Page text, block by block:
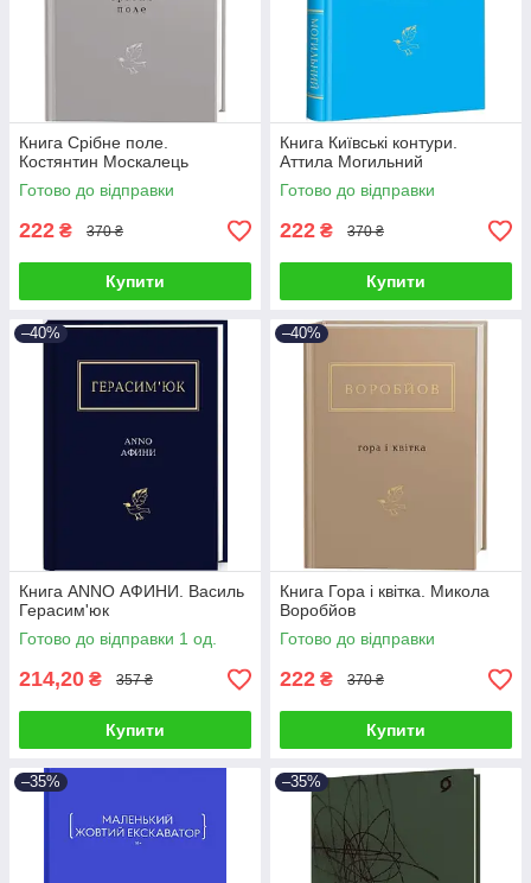
Книга Срібне поле.
Костянтин Москалець
Готово до відправки
222 ₴ 370 ₴
Купити
Книга Київські контури.
Аттила Могильний
Готово до відправки
222 ₴ 370 ₴
Купити
–40%
Книга ANNO АФИНИ. Василь
Герасим'юк
Готово до відправки 1 од.
214,20 ₴ 357 ₴
Купити
–40%
Книга Гора і квітка. Микола
Воробйов
Готово до відправки
222 ₴ 370 ₴
Купити
–35% –35%